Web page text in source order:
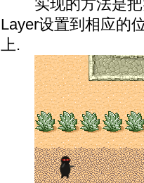
实现的方法是把
Layer设置到相应的
上.